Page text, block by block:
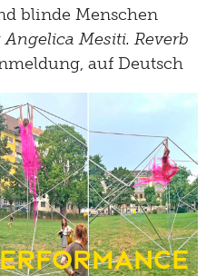
blinde Menschen
Angelica Mesiti. Reverb
auf Deutsch